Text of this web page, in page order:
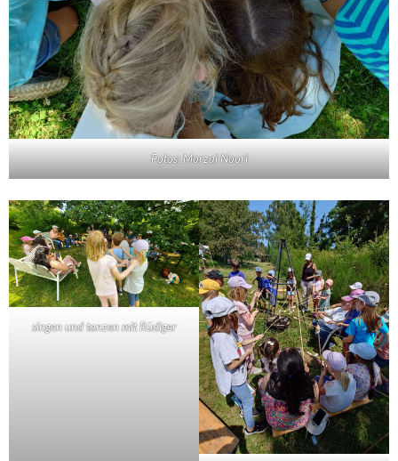
Fotos: Morzal Noori
singen und tanzen mit Rüdiger